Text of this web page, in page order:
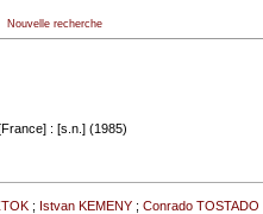
Nouvelle recherche
: [s.n.] (1985)
; Istvan KEMENY ;Conrado TOSTADO